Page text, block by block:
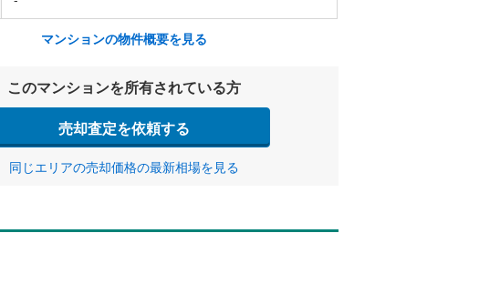
マンションの物件概要を見る
このマンションを所有されている方
売却査定を依頼する
同じエリアの売却価格の最新相場を見る